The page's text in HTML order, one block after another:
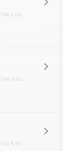
TVA 5,5%
TVA 5,5%
TVA 5,5%